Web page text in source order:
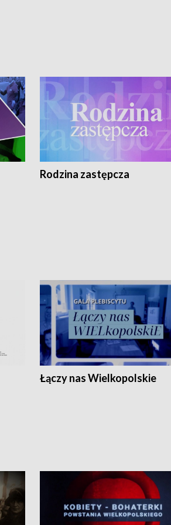
Rodzina zastępcza
Łączy nas Wielkopolskie